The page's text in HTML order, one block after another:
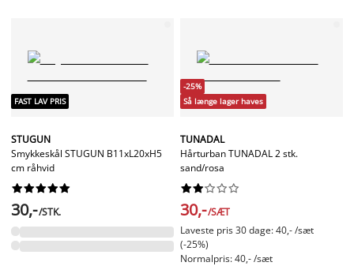
FAST LAV PRIS
STUGUN
Smykkeskål STUGUN B11xL20xH5
cm råhvid






30,-/STK.
-25%
Så længe lager haves
TUNADAL
Hårturban TUNADAL 2 stk.
sand/rosa






30,-/SÆT
Laveste pris 30 dage: 40,- /sæt
(-25%)
Normalpris: 40,- /sæt